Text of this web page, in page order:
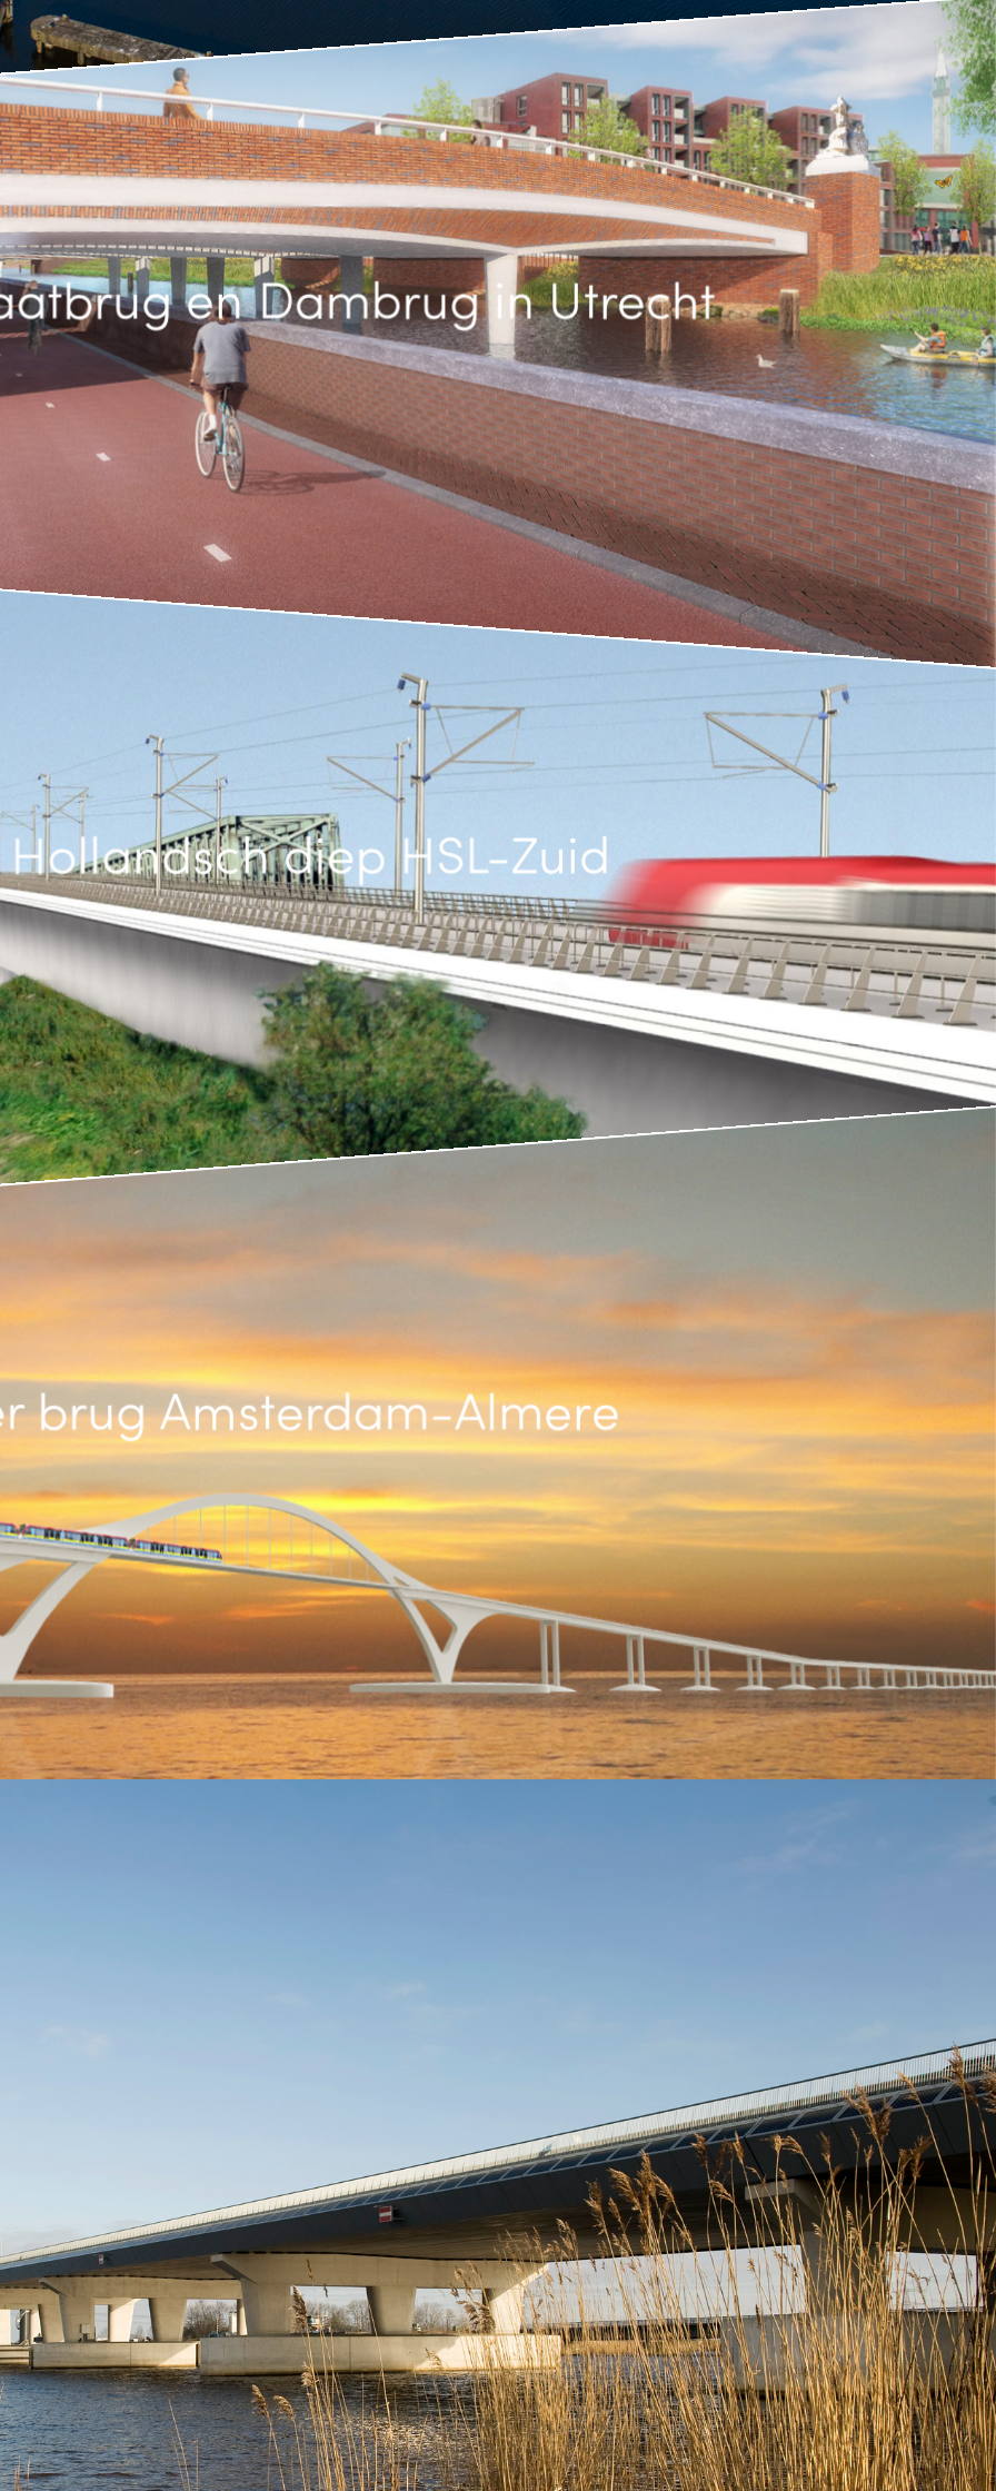
en Dambrug in Utrecht
diep HSL-Zuid
brug Amsterdam-Almere